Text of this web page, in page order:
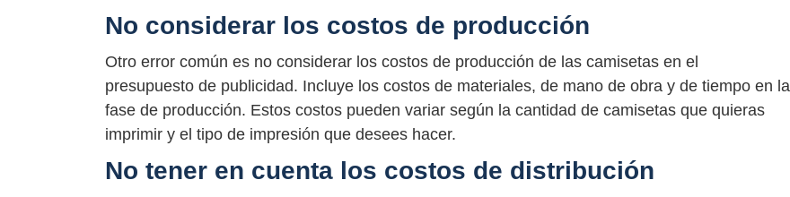
No considerar los costos de producción
Otro error común es no considerar los costos de producción de las camisetas en el
presupuesto de publicidad. Incluye los costos de materiales, de mano de obra y de tiempo en la
fase de producción. Estos costos pueden variar según la cantidad de camisetas que quieras
imprimir y el tipo de impresión que desees hacer.
No tener en cuenta los costos de distribución